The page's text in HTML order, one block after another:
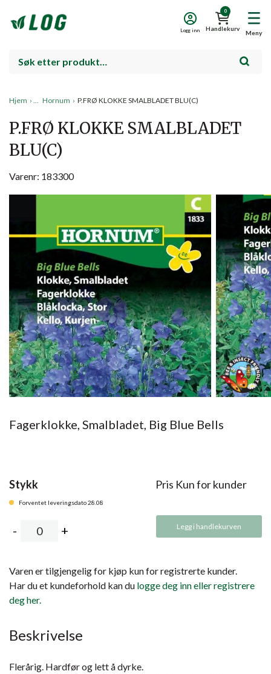
Meny
0
Handlekurv
Logg inn
Hjem › Hornum › P.FRØ KLOKKE SMALBLADET BLU(C)
P.FRØ KLOKKE SMALBLADET
BLU(C)
Varenr: 183300
Fagerklokke, Smalbladet, Big Blue Bells
Stykk
Forventet leveringsdato 28.08
Pris Kun for kunder
Legg i handlekurven
Varen er tilgjengelig for kjøp kun for registrerte kunder.
Har du et kundeforhold kan du logge deg inn eller registrere
deg her.
Beskrivelse
Flerårig. Hardfør og lett å dyrke.